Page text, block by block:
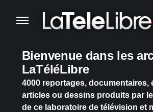
Bienvenue dans les
LaTéléLibre
4000 reportages, documentaires,
articles ou dessins produits par
de ce laboratoire de télévision et